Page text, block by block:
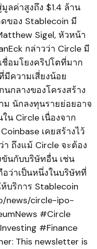
ลค่าสูงถึง $1.4 ล้าน
ของ Stablecoin มี
Sigel, หัวหน้า
กล่าวว่า Circle มี
อมโยงคริปโตที่มาก
ความเสี่ยงน้อย
นกลางของโครงสร้าง
ม นักลงทุนรายย่อยอาจ
น Circle เนื่องจาก
เคยสร้างไว้
า ถึงแม้ Circle จะต้อง
นกับบริษัทอื่น เช่น
อว่าเป็นหนึ่งในบริษัทที่
บริการ Stablecoin
news/circle-ipo-
#Circle
#Finance
This newsletter is